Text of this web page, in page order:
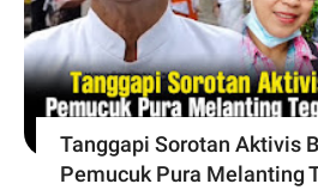
Tanggapi Sorotan Aktivis
Pemucuk Pura Melanting